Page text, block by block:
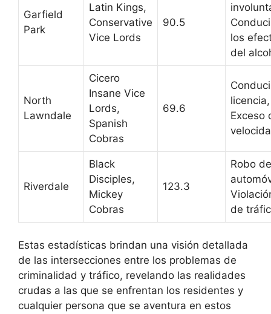
Garfield
Park
Latin Kings,
Conservative
Vice Lords
90.5
los
del
North
Lawndale
Cicero
Insane Vice
Lords,
Spanish
Cobras
69.6
licencia,
Exceso
Riverdale
Black
Disciples,
Mickey
Cobras
123.3
Robo de
de
Estas estadísticas brindan una visión detallada
de las intersecciones entre los problemas de
criminalidad y tráfico, revelando las realidades
crudas a las que se enfrentan los residentes y
cualquier persona que se aventura en estos